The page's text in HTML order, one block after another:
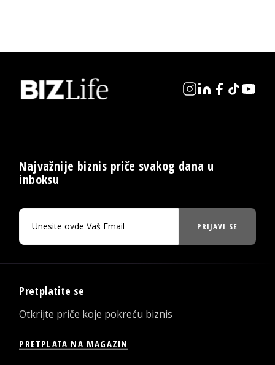
Najvažnije biznis priče svakog dana u
inboksu
PRIJAVI SE
Pretplatite se
Otkrijte priče koje pokreću biznis
PRETPLATA NA MAGAZIN